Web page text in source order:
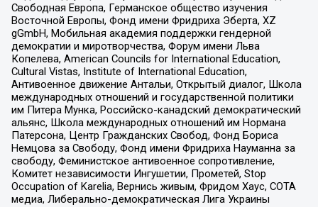
Свободная Европа, Германское общество изучения
Восточной Европы, Фонд имени Фридриха Эберта, XZ
gGmbH, Мобильная академия поддержки гендерной
демократии и миротворчества, Форум имени Льва
Копелева, American Councils for International Education,
Cultural Vistas, Institute of International Education,
Антивоенное движение Антальи, Открытый диалог, Школа
международных отношений и государственной политики
им Питера Мунка, Российско-канадский демократический
альянс, Школа международных отношений им Нормана
Патерсона, Центр Гражданских Свобод, Фонд Бориса
Немцова за Свободу, Фонд имени Фридриха Науманна за
свободу, Феминистское антивоенное сопротивление,
Комитет независимости Ингушетии, Прометей, Stop
Occupation of Karelia, Вернись живым, Фридом Хаус, СОТА
медиа, Либерально-демократическая Лига Украины